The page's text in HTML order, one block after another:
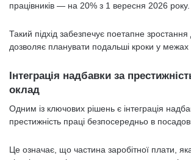
працівників — на 20% з 1 вересня 2026 року.
Такий підхід забезпечує поетапне зростання
дозволяє планувати подальші кроки у межах
Інтеграція надбавки за
оклад
Одним із ключових рішень є інтеграція
престижність праці безпосередньо в
Це означає, що частина заробітної плати,